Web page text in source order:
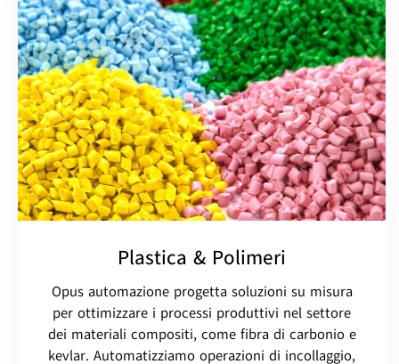
Plastica & Polimeri
Opus automazione progetta soluzioni su misura
per ottimizzare i processi produttivi nel settore
dei materiali compositi, come fibra di carbonio e
kevlar. Automatizziamo operazioni di incollaggio,